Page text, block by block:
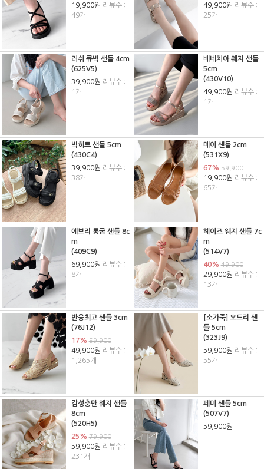
19,900원 리뷰수 :
49개
49,900원 리뷰수 :
25개
러쉬 큐빅 샌들 4cm
(625V5)
39,900원 리뷰수 :
1개
베네치아 웨지 샌들
5cm
(430V10)
49,900원 리뷰수 :
1개
빅히트 샌들 5cm
(430C4)
39,900원 리뷰수 :
38개
메이 샌들 2cm
(531X9)
67%59,900
19,900원 리뷰수 :
65개
에브리 통굽 샌들 8c
m
(409C9)
69,900원 리뷰수 :
8개
헤이즈 웨지 샌들 7c
m
(514V7)
40%49,900
29,900원 리뷰수 :
13개
반응최고 샌들 3cm
(76J12)
17%59,900
49,900원 리뷰수 :
1,265개
[소가죽] 오드리 샌
들 5cm
(323J9)
59,900원 리뷰수 :
55개
감성충만 웨지 샌들
8cm
(520H5)
25%79,900
59,900원 리뷰수 :
231개
페미 샌들 5cm
(507V7)
59,900원